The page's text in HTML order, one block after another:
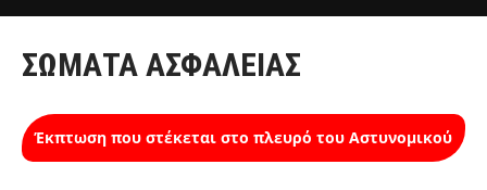
ΣΏΜΑΤΑ ΑΣΦΑΛΕΊΑΣ
Έκπτωση που στέκεται στο πλευρό του Αστυνομικού